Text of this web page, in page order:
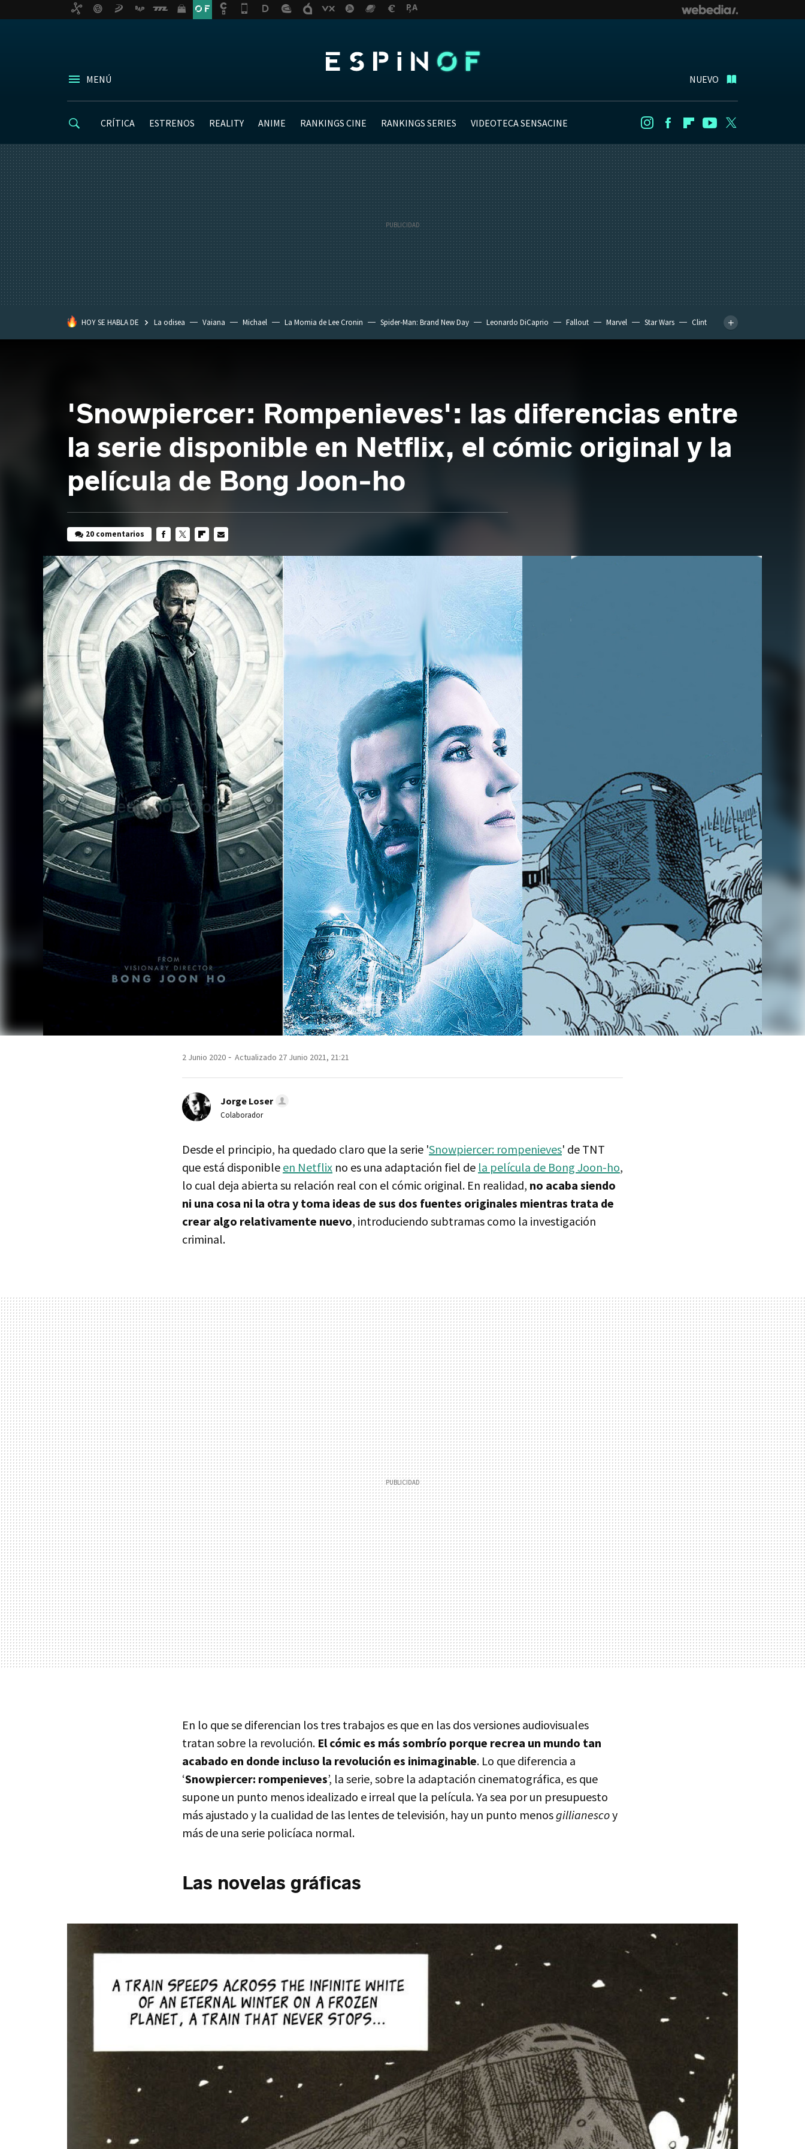
MENÚ NUEVO
CRÍTICA ESTRENOS REALITY ANIME RANKINGS CINE RANKINGS SERIES VIDEOTECA SENSACINE InstagramFacebookFlipboard
Youtube
HOY SE HABLA DE La odisea Vaiana Michael La Momia de Lee Cronin Spider-Man: Brand New Day Leonardo DiCaprio Fallout Marvel Star Wars
Clint
'Snowpiercer: Rompenieves': las diferencias entre
la serie disponible en Netflix, el cómic original y la
película de Bong Joon-ho
20 comentarios
MAIL
2 Junio 2020 Actualizado 27 Junio 2021, 21:21
Jorge Loser
Colaborador
Desde el principio, ha quedado claro que la serie 'Snowpiercer: rompenieves' de TNT
que está disponible en Netflix no es una adaptación fiel de la película de Bong Joon-ho,
lo cual deja abierta su relación real con el cómic original. En realidad, no acaba siendo
ni una cosa ni la otra y toma ideas de sus dos fuentes originales mientras trata de
crear algo relativamente nuevo, introduciendo subtramas como la investigación
criminal.
En lo que se diferencian los tres trabajos es que en las dos versiones audiovisuales
tratan sobre la revolución. El cómic es más sombrío porque recrea un mundo tan
acabado en donde incluso la revolución es inimaginable. Lo que diferencia a
‘Snowpiercer: rompenieves’, la serie, sobre la adaptación cinematográfica, es que
supone un punto menos idealizado e irreal que la película. Ya sea por un presupuesto
más ajustado y la cualidad de las lentes de televisión, hay un punto menosgillianescoy
más de una serie policíaca normal.
Las novelas gráficas